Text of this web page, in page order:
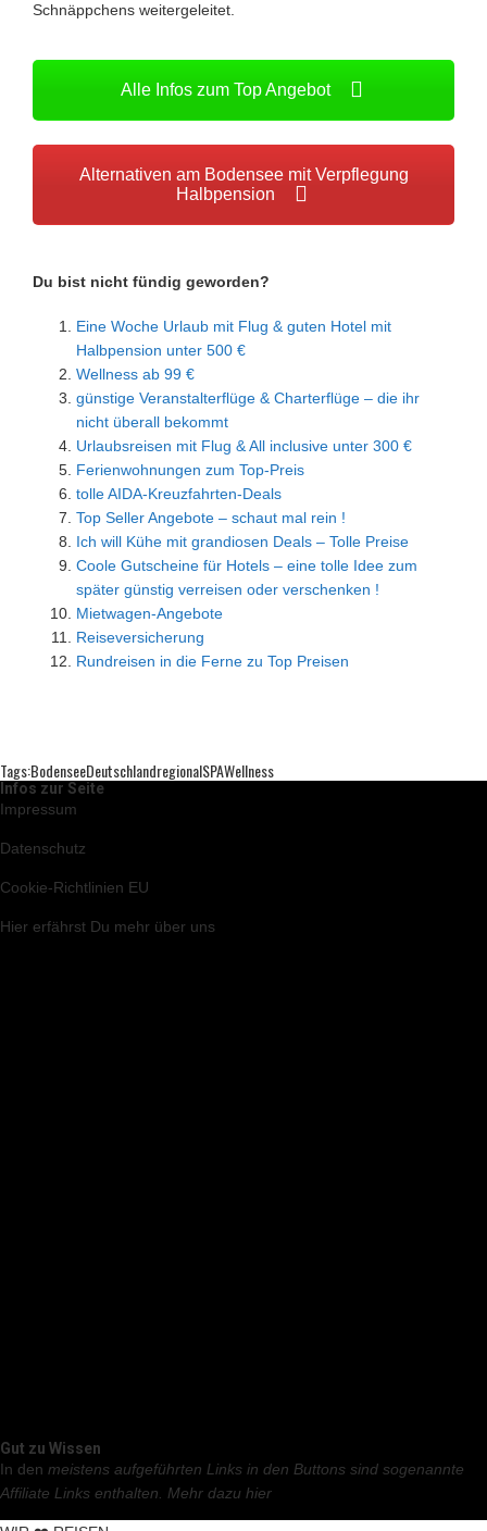
Schnäppchens weitergeleitet.
Alle Infos zum Top Angebot
Alternativen am Bodensee mit Verpflegung
Halbpension
Du bist nicht fündig geworden?
Eine Woche Urlaub mit Flug & guten Hotel mit
Halbpension unter 500 €
Wellness ab 99 €
günstige Veranstalterflüge & Charterflüge – die ihr
nicht überall bekommt
Urlaubsreisen mit Flug & All inclusive unter 300 €
Ferienwohnungen zum Top-Preis
tolle AIDA-Kreuzfahrten-Deals
Top Seller Angebote – schaut mal rein !
Ich will Kühe mit grandiosen Deals – Tolle Preise
Coole Gutscheine für Hotels – eine tolle Idee zum
später günstig verreisen oder verschenken !
Mietwagen-Angebote
Reiseversicherung
Rundreisen in die Ferne zu Top Preisen
Tags:BodenseeDeutschlandRegionalSPAWellness
Infos zur Seite
Impressum
Datenschutz
Cookie-Richtlinien EU
Hier erfährst Du mehr über uns
Gut zu Wissen
In den meistens aufgeführten Links in den Buttons sind sogenannte
Affiliate Links enthalten. Mehr dazu hier